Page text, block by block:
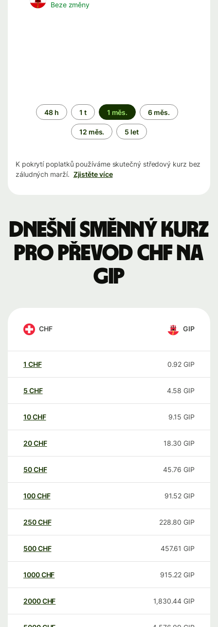
Beze změny
Časové
období
48 h 1 t 1 měs. 6 měs.
12 měs. 5 let
K pokrytí poplatků používáme skutečný středový kurz bez
záludných marží. Zjistěte více
Dnešní směnný kurz
pro převod CHF na
GIP
CHF GIP
1 CHF 0.92 GIP
5 CHF 4.58 GIP
10CHF 9.15 GIP
20CHF 18.30 GIP
50CHF 45.76 GIP
100CHF 91.52 GIP
250CHF 228.80 GIP
500CHF 457.61 GIP
1000CHF 915.22 GIP
2000CHF 1,830.44 GIP